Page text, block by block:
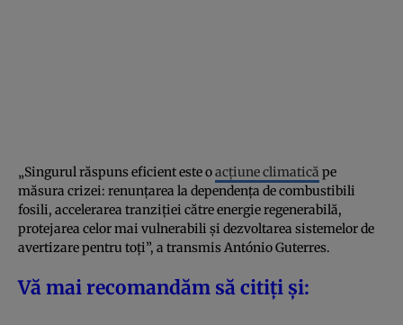
„Singurul răspuns eficient este oacțiune climatică pe
măsura crizei: renunțarea la dependența de combustibili
fosili, accelerarea tranziției către energie regenerabilă,
protejarea celor mai vulnerabili și dezvoltarea sistemelor de
avertizare pentru toți”, a transmis António Guterres.
Vă mai recomandăm să citiți și: